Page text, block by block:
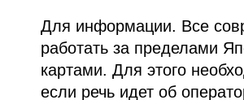
Для информации. Все
работать за пределами
картами. Для этого
если речь идет об